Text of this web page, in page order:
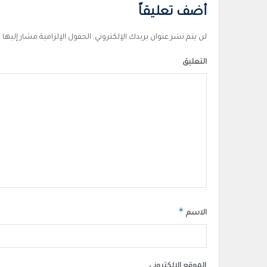
أضف تعليقاً
لن يتم نشر عنوان بريدك الإلكتروني. الحقول الإلزامية مشار إليها
التعليق
الاسم *